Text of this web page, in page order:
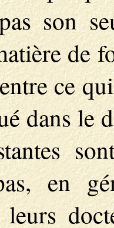
son
de
ce
dans
en